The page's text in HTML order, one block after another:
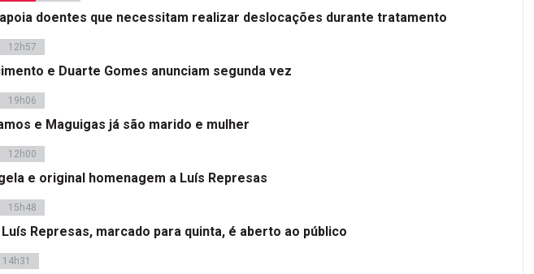
doentes que necessitam realizar deslocações durante tratamento
12h57
e Duarte Gomes anunciam segunda vez
19h06
e Maguigas já são marido e mulher
12h00
e original homenagem a Luís Represas
15h48
Represas, marcado para quinta, é aberto ao público
14h31